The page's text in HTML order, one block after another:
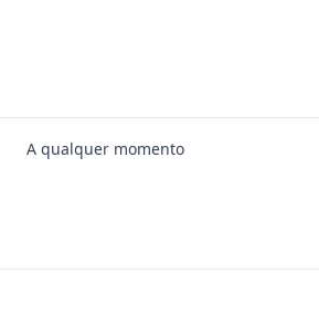
A qualquer momento